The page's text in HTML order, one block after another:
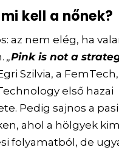
kell a nőnek?
az nem elég, ha
„Pink is not a
Szilvia, a FemTech,
első hazai
Pedig sajnos a
ahol a hölgyek
folyamatból, de